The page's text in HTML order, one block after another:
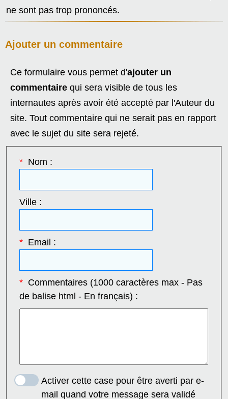
ne sont pas trop prononcés.
Ajouter un commentaire
Ce formulaire vous permet d'ajouter un
commentaire qui sera visible de tous les
internautes après avoir été accepté par l'Auteur du
site. Tout commentaire qui ne serait pas en rapport
avec le sujet du site sera rejeté.
*Nom :
Ville :
*Email :
*Commentaires (1000 caractères max - Pas
de balise html - En français) :
Activer cette case pour être averti par e-
mail quand votre message sera validé